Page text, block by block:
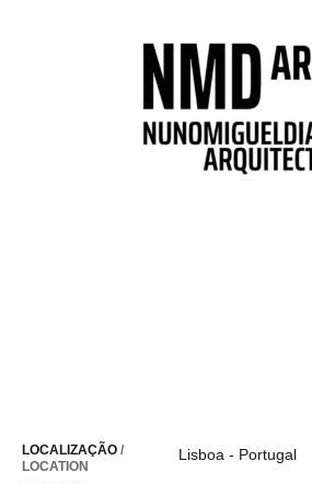
LOCALIZAÇÃO /
LOCATION
Lisboa - Portugal